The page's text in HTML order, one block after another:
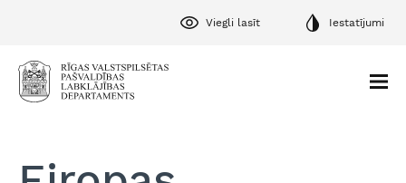
Viegli lasīt Iestatījumi